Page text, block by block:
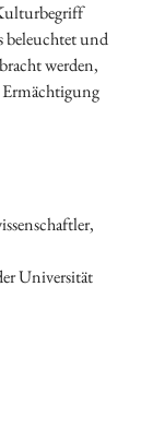
beleuchtet und
werden,
Ermächtigung
Universität